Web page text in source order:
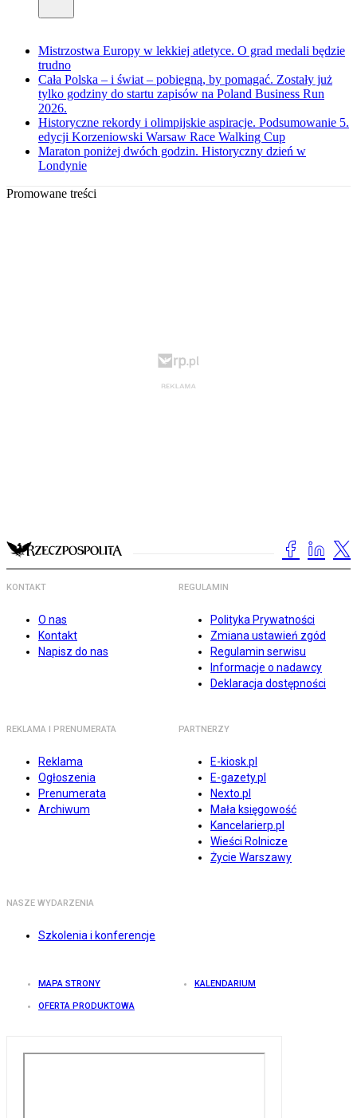
Mistrzostwa Europy w lekkiej atletyce. O grad medali będzie
trudno
Cała Polska – i świat – pobiegną, by pomagać. Zostały już
tylko godziny do startu zapisów na Poland Business Run
2026.
Historyczne rekordy i olimpijskie aspiracje. Podsumowanie 5.
edycji Korzeniowski Warsaw Race Walking Cup
Maraton poniżej dwóch godzin. Historyczny dzień w
Londynie
Promowane treści
KONTAKT
O nas
Kontakt
Napisz do nas
REGULAMIN
Polityka Prywatności
Zmiana ustawień zgód
Regulamin serwisu
Informacje o nadawcy
Deklaracja dostępności
REKLAMA I PRENUMERATA
Reklama
Ogłoszenia
Prenumerata
Archiwum
PARTNERZY
E-kiosk.pl
E-gazety.pl
Nexto.pl
Mała księgowość
Kancelarierp.pl
Wieści Rolnicze
Życie Warszawy
NASZE WYDARZENIA
Szkolenia i konferencje
MAPA STRONY KALENDARIUM
OFERTA PRODUKTOWA